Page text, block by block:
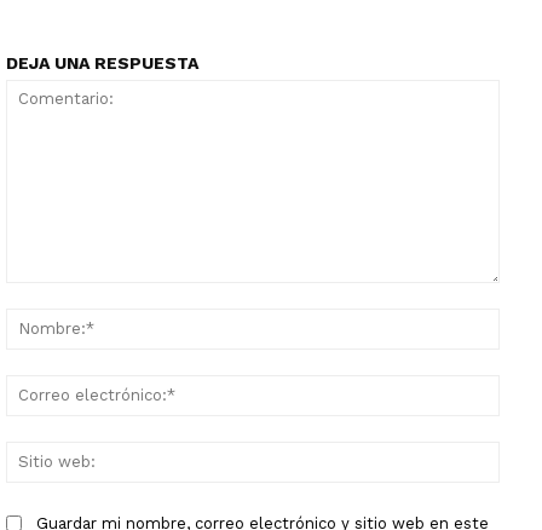
DEJA UNA RESPUESTA
Guardar mi nombre, correo electrónico y sitio web en este